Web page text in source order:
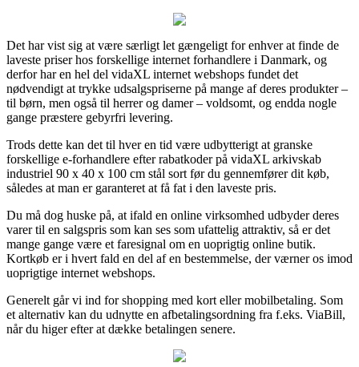
Det har vist sig at være særligt let gængeligt for enhver at finde de
laveste priser hos forskellige internet forhandlere i Danmark, og
derfor har en hel del vidaXL internet webshops fundet det
nødvendigt at trykke udsalgspriserne på mange af deres produkter –
til børn, men også til herrer og damer – voldsomt, og endda nogle
gange præstere gebyrfri levering.
Trods dette kan det til hver en tid være udbytterigt at granske
forskellige e-forhandlere efter rabatkoder på vidaXL arkivskab
industriel 90 x 40 x 100 cm stål sort før du gennemfører dit køb,
således at man er garanteret at få fat i den laveste pris.
Du må dog huske på, at ifald en online virksomhed udbyder deres
varer til en salgspris som kan ses som ufattelig attraktiv, så er det
mange gange være et faresignal om en uoprigtig online butik.
Kortkøb er i hvert fald en del af en bestemmelse, der værner os imod
uoprigtige internet webshops.
Generelt går vi ind for shopping med kort eller mobilbetaling. Som
et alternativ kan du udnytte en afbetalingsordning fra f.eks. ViaBill,
når du higer efter at dække betalingen senere.